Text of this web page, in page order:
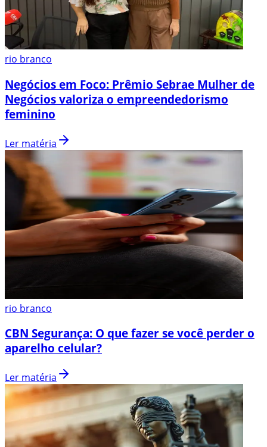
rio branco
Negócios em Foco: Prêmio Sebrae Mulher de
Negócios valoriza o empreendedorismo
feminino
Ler matéria
rio branco
CBN Segurança: O que fazer se você perder o
aparelho celular?
Ler matéria